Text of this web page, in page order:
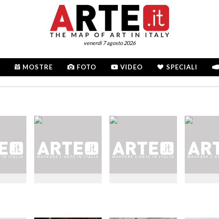
venerdì 7 agosto 2026
MOSTRE FOTO VIDEO SPECIALI